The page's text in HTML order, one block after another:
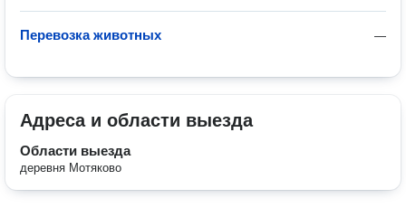
—
Перевозка животных
Адреса и области выезда
Области выезда
деревня Мотяково